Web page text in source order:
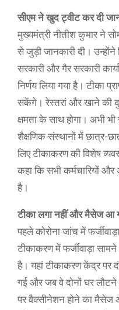
सीएम ने खुद ट्वीट कर दी
मुख्यमंत्री नीतीश कुमार ने
से जुड़ी जानकारी दी। उन्होंने
सरकारी और गैर सरकारी
निर्णय लिया गया है। टीका
सकेंगे। रेस्तरां और खाने की
क्षमता के साथ होगा। अभी
शैक्षणिक संस्थानों में छात्र-
लिए टीकाकरण की विशेष
कहा कि सभी कर्मचारियों और
है।
टीका लगा नहीं और मैसेज आ
पहले कोरोना जांच में
टीकाकरण में फर्जीवाड़ा
है। यहां टीकाकरण केंद्र पर
गई और जब वे दोनों घर लौटने
पर वैक्सीनेशन होने का मैसेज